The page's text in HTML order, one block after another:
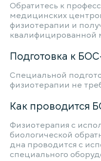
Обратитесь к
медицинских
физиотерапии и
Подготовка к
Специальной
физиотерапии не
Как проводится
Физиотерапия с
биологической
дна проводится с
специального